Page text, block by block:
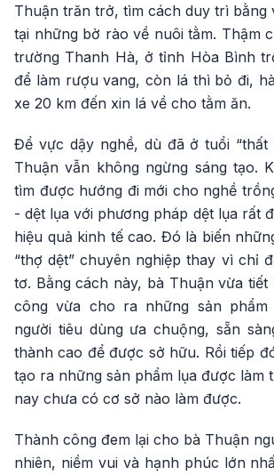
Thuận trăn trở, tìm cách duy trì bằng
tại những bờ rào về nuôi tằm. Thậm
trường Thanh Hà, ở tỉnh Hòa Bình
để làm rượu vang, còn lá thì bỏ đi,
xe 20 km đến xin lá về cho tằm ăn.
Để vực dậy nghề, dù đã ở tuổi “thất
Thuận vẫn không ngừng sáng tạo.
tìm được hướng đi mới cho nghề
- dệt lụa với phương pháp dệt lụa rất
hiệu quả kinh tế cao. Đó là biến
“thợ dệt” chuyên nghiệp thay vì chỉ
tơ. Bằng cách này, bà Thuận vừa
công vừa cho ra những sản
người tiêu dùng ưa chuộng, sẵn
thành cao để được sở hữu. Rồi tiếp
tạo ra những sản phẩm lụa được làm
nay chưa có cơ sở nào làm được.
Thành công đem lại cho bà Thuận
nhiên, niềm vui và hạnh phúc lớn